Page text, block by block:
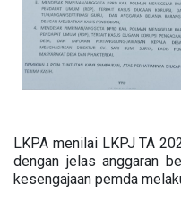
LKPA menilai LKPJ TA
dengan jelas anggaran
kesengajaan pemda